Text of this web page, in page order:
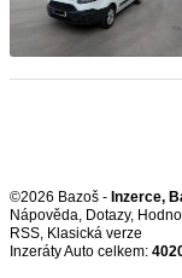
©2026 Bazoš - Inzerce,
Nápověda, Dotazy,
RSS,
Inzeráty Auto celkem: